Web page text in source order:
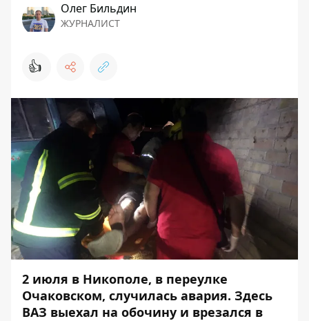
Олег Бильдин
ЖУРНАЛИСТ
👍
2 июля в Никополе, в переулке
Очаковском, случилась авария. Здесь
ВАЗ выехал на обочину и врезался в